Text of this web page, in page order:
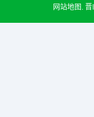
网站地图 晋